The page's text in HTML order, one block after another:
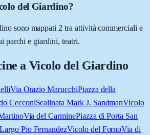
del Giardino?
sono mappati 2 tra attività commerciali e
parchi e giardini, teatri.
a Vicolo del Giardino
Via Orazio MarucchiPiazza della
CecconiScalinata Mark J. SandmanVicolo
Via del CarminePiazza di Porta San
Largo Pio FernandezVicolo del FornoVia di